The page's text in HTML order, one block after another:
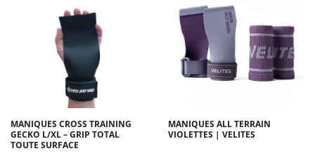
MANIQUES CROSS TRAINING
GECKO L/XL – GRIP TOTAL
TOUTE SURFACE
MANIQUES ALL TERRAIN
VIOLETTES | VELITES